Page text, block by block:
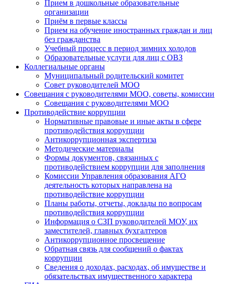
Прием в дошкольные образовательные
организации
Приём в первые классы
Прием на обучение иностранных граждан и лиц
без гражданства
Учебный процесс в период зимних холодов
Образовательные услуги для лиц с ОВЗ
Коллегиальные органы
Муниципальный родительский комитет
Совет руководителей МОО
Совещания с руководителями МОО, советы, комиссии
Совещания с руководителями МОО
Противодействие коррупции
Нормативные правовые и иные акты в сфере
противодействия коррупции
Антикоррупционная экспертиза
Методические материалы
Формы документов, связанных с
противодействием коррупции для заполнения
Комиссии Управления образования АГО
деятельность которых направлена на
противодействие коррупции
Планы работы, отчеты, доклады по вопросам
противодействия коррупции
Информация о СЗП руководителей МОУ, их
заместителей, главных бухгалтеров
Антикоррупционное просвещение
Обратная связь для сообщений о фактах
коррупции
Сведения о доходах, расходах, об имуществе и
обязательствах имущественного характера